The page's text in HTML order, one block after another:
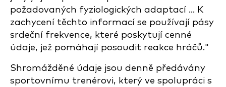
požadovaných fyziologických adaptací ... K
zachycení těchto informací se používají pásy
srdeční frekvence, které poskytují cenné
údaje, jež pomáhají posoudit reakce hráčů."
Shromážděné údaje jsou denně předávány
sportovnímu trenérovi, který ve spolupráci s